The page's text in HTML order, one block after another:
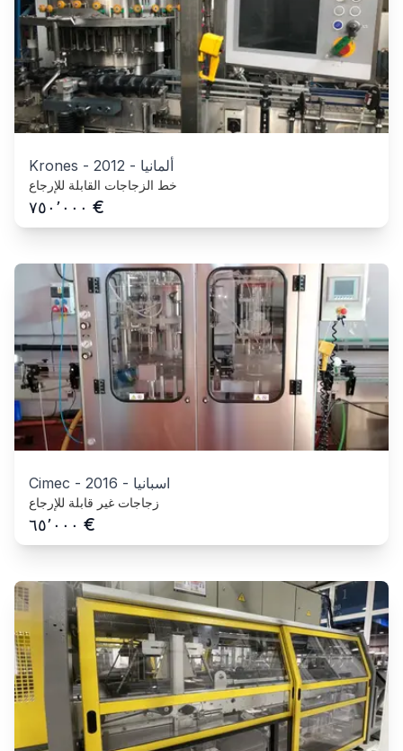
Krones - 2012 - ألمانيا
خط الزجاجات القابلة للإرجاع
٧٥٠٬٠٠٠ €
Cimec - 2016 - اسبانيا
زجاجات غير قابلة للإرجاع
٦٥٬٠٠٠ €